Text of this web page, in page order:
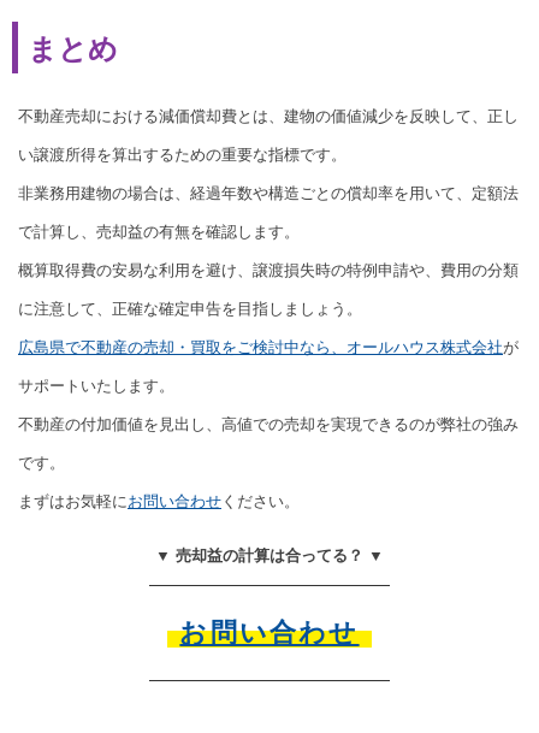
まとめ
不動産売却における減価償却費とは、建物の価値減少を反映して、正し
い譲渡所得を算出するための重要な指標です。
非業務用建物の場合は、経過年数や構造ごとの償却率を用いて、定額法
で計算し、売却益の有無を確認します。
概算取得費の安易な利用を避け、譲渡損失時の特例申請や、費用の分類
に注意して、正確な確定申告を目指しましょう。
広島県で不動産の売却・買取をご検討中なら、オールハウス株式会社が
サポートいたします。
不動産の付加価値を見出し、高値での売却を実現できるのが弊社の強み
です。
まずはお気軽にお問い合わせ ください。
▼ 売却益の計算は合ってる？ ▼
お問い合わせ